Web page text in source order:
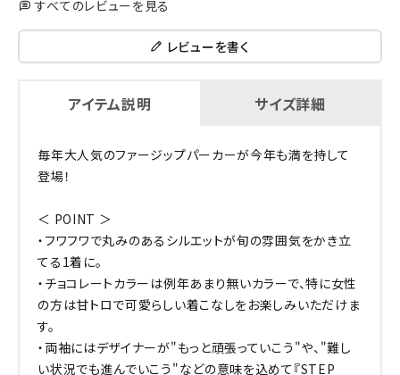
すべてのレビューを見る
レビューを書く
アイテム説明 サイズ詳細
毎年大人気のファージップパーカーが今年も満を持して
登場！
＜ POINT ＞
・フワフワで丸みのあるシルエットが旬の雰囲気をかき立
てる1着に。
・チョコレートカラーは例年あまり無いカラーで、特に女性
の方は甘トロで可愛らしい着こなしをお楽しみいただけま
す。
・両袖にはデザイナーが"もっと頑張っていこう"や、"難し
い状況でも進んでいこう"などの意味を込めて『STEP